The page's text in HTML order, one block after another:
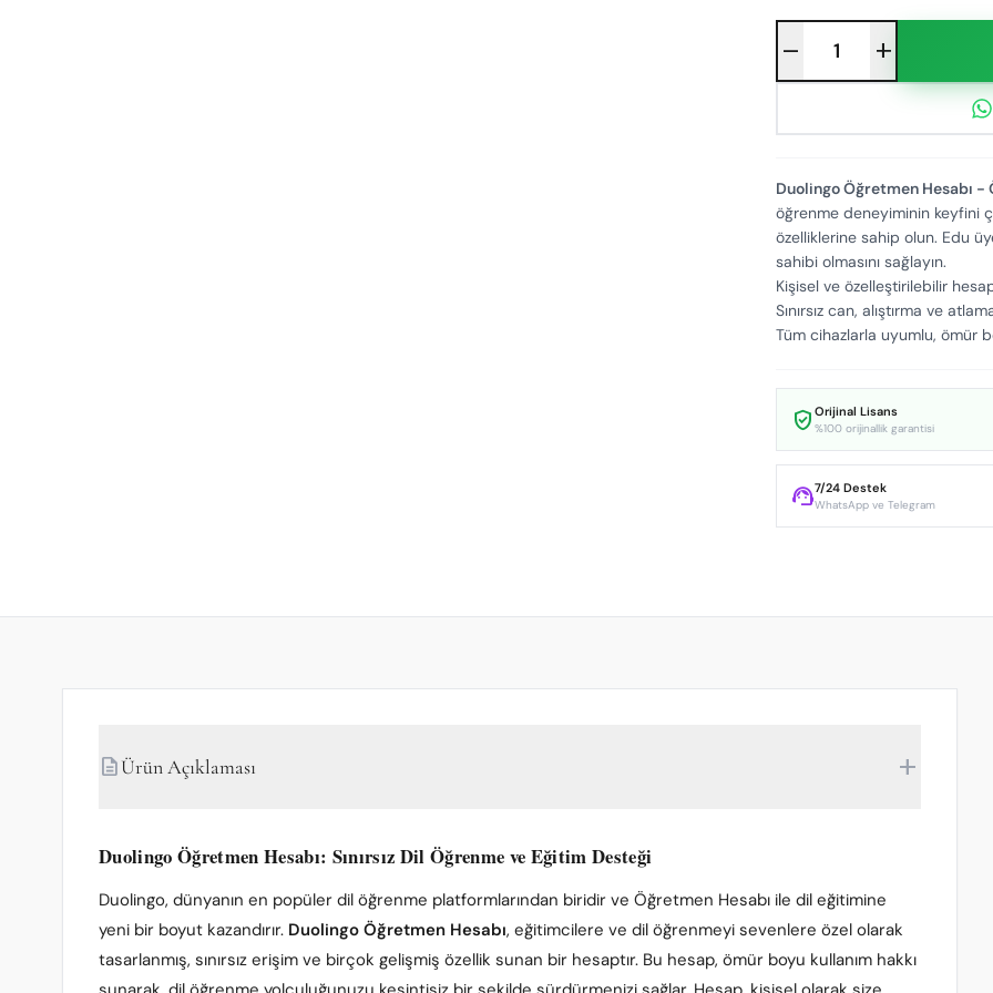
remove add
Duolingo Öğretmen Hesabı -
öğrenme deneyiminin keyfini
özelliklerine sahip olun. Edu
sahibi olmasını sağlayın.
Kişisel ve özelleştirilebilir
Sınırsız can, alıştırma ve
Tüm cihazlarla uyumlu, ömür
verified_user Orijinal Lisans
%100 orijinallik garantisi
support_agent7/24 Destek
WhatsApp ve Telegram
descriptionÜrün Açıklaması add
Duolingo Öğretmen Hesabı: Sınırsız Dil Öğrenme ve Eğitim Desteği
Duolingo, dünyanın en popüler dil öğrenme platformlarından biridir ve Öğretmen Hesabı ile dil eğitimine
yeni bir boyut kazandırır. Duolingo Öğretmen Hesabı, eğitimcilere ve dil öğrenmeyi sevenlere özel olarak
tasarlanmış, sınırsız erişim ve birçok gelişmiş özellik sunan bir hesaptır. Bu hesap, ömür boyu kullanım hakkı